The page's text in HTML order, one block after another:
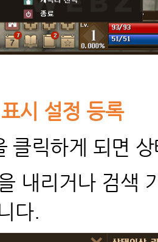
시 설정 등록
클릭하게 되면
내리거나 검색
다.